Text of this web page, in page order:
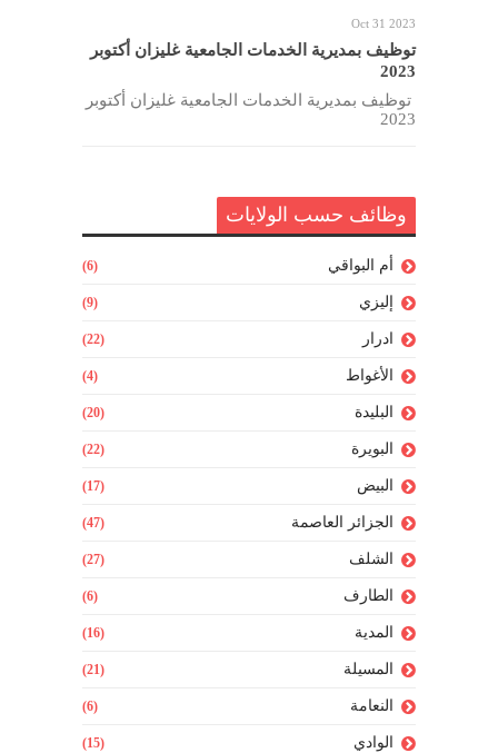
Oct 31 2023
توظيف بمديرية الخدمات الجامعية غليزان أكتوبر
2023
توظيف بمديرية الخدمات الجامعية غليزان أكتوبر
2023
وظائف حسب الولايات
أم البواقي (6)
إليزي (9)
ادرار (22)
الأغواط (4)
البليدة (20)
البويرة (22)
البيض (17)
الجزائر العاصمة (47)
الشلف (27)
الطارف (6)
المدية (16)
المسيلة (21)
النعامة (6)
الوادي (15)